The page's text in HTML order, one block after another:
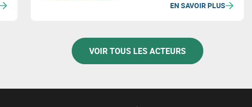
EN SAVOIR PLUS
VOIR TOUS LES ACTEURS